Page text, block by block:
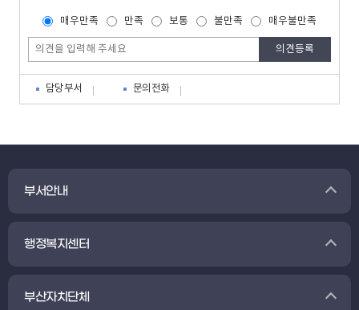
매우만족 만족 보통 불만족 매우불만족
담당부서 문의전화
부서안내
행정복지센터
부산자치단체